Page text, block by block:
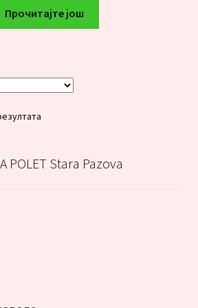
Прочитајте још
Сортирано
POLET Stara Pazova